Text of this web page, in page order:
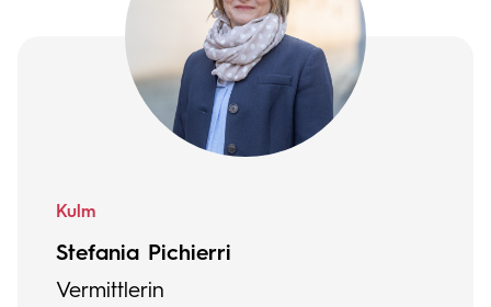
Kulm
Stefania Pichierri
Vermittlerin